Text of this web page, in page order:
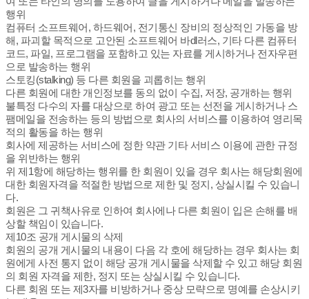
행위
컴퓨터 소프트웨어, 하드웨어, 전기통신 장비의 정상적인 가동을 방
해, 파괴할 목적으로 고안된 소프트웨어 바dl러스, 기타 다른 컴퓨터
코드, 파일, 프로그램을 포함하고 있는 자료를 게시하거나 전자우편
으로 발송하는 행위
스토킹(stalking) 등 다른 회원을 괴롭히는 행위
다른 회원에 대한 개인정보를 동의 없이 수집, 저장, 공개하는 행위
불특정 다수의 자를 대상으로 하여 광고 또는 선전을 게시하거나 스
팸메일을 전송하는 등의 방법으로 회사의 서비스를 이용하여 영리목
적의 활동을 하는 행위
회사에 제공하는 서비스에 정한 약관 기타 서비스 이용에 관한 규정
을 위반하는 행위
위 제1항에 해당하는 행위를 한 회원이 있을 경우 회사는 해당회원에
대한 회원자격을 적절한 방법으로 제한 및 정지, 상실시킬 수 있습니
다.
회원은 그 귀책사유로 인하여 회사에나 다른 회원이 입은 손해를 배
상할 책임이 있습니다.
제10조 공개 게시물의 삭제
회원의 공개 게시물의 내용이 다음 각 호에 해당하는 경우 회사는 회
원에게 사전 통지 없이 해당 공개 게시물을 삭제할 수 있고 해당 회원
의 회원 자격을 제한, 정지 또는 상실시킬 수 있습니다.
다른 회원 또는 제3자를 비방하거나 중상 모략으로 명예를 손상시키